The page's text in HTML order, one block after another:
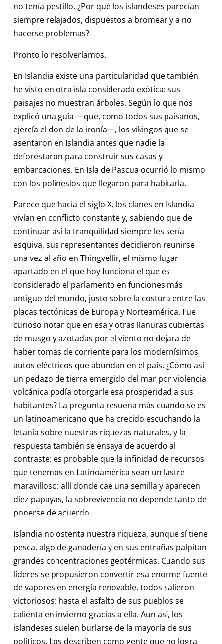
no tenía pestillo. ¿Por qué los islandeses parecían
siempre relajados, dispuestos a bromear y a no
hacerse problemas?
Pronto lo resolveríamos.
En Islandia existe una particularidad que también
he visto en otra isla considerada exótica: sus
paisajes no muestran árboles. Según lo que nos
explicó una guía —que, como todos sus paisanos,
ejercía el don de la ironía—, los vikingos que se
asentaron en Islandia antes que nadie la
deforestaron para construir sus casas y
embarcaciones. En Isla de Pascua ocurrió lo mismo
con los polinesios que llegaron para habitarla.
Parece que hacia el siglo X, los clanes en Islandia
vivían en conflicto constante y, sabiendo que de
continuar así la tranquilidad siempre les sería
esquiva, sus representantes decidieron reunirse
una vez al año en Thingvellir, el mismo lugar
apartado en el que hoy funciona el que es
considerado el parlamento en funciones más
antiguo del mundo, justo sobre la costura entre las
placas tectónicas de Europa y Norteamérica. Fue
curioso notar que en esa y otras llanuras cubiertas
de musgo y azotadas por el viento no dejara de
haber tomas de corriente para los modernísimos
autos eléctricos que abundan en el país. ¿Cómo así
un pedazo de tierra emergido del mar por violencia
volcánica podía otorgarle esa prosperidad a sus
habitantes? La pregunta resuena más cuando se es
un latinoamericano que ha crecido escuchando la
letanía sobre nuestras riquezas naturales, y la
respuesta también se ensaya de acuerdo al
contraste: es probable que la infinidad de recursos
que tenemos en Latinoamérica sean un lastre
maravilloso: allí donde cae una semilla y aparecen
diez papayas, la sobrevivencia no depende tanto de
ponerse de acuerdo.
Islandia no ostenta nuestra riqueza, aunque sí tiene
pesca, algo de ganadería y en sus entrañas palpitan
grandes concentraciones geotérmicas. Cuando sus
líderes se propusieron convertir esa enorme fuente
de vapores en energía renovable, todos salieron
victoriosos: hasta el asfalto de sus pueblos se
calienta en invierno gracias a ella. Aun así, los
islandeses suelen burlarse de la mayoría de sus
políticos. Los describen como gente que no logra